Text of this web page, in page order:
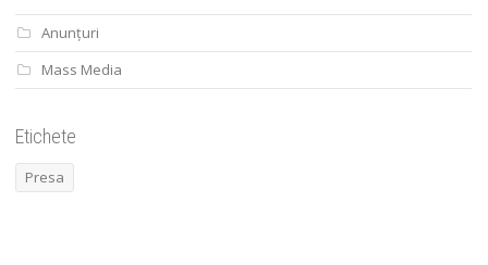
Anunțuri
Mass Media
Etichete
Presa